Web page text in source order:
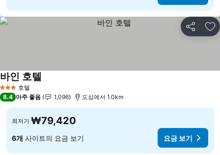
공유 즐
3 성급 호텔
바인 호텔
8.4 아주 좋음 1,096 도심에서 1.0km
최저가 ₩79,420
6개 사이트의 요금 보기 요금 보기